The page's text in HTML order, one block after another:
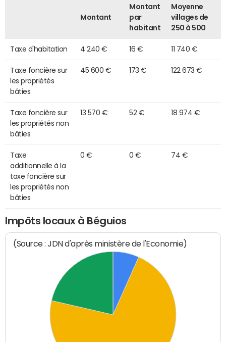
Montant
Montant
par
habitant
Moyenne
villages de
250 à 500
Taxe d'habitation 4 240 € 16 € 11 740 €
Taxe foncière sur
les propriétés
bâties
45 600 € 173 € 122 673 €
Taxe foncière sur
les propriétés non
bâties
13 570 € 52 € 18 974 €
Taxe
additionnelle à la
taxe foncière sur
les propriétés non
bâties
0 € 0 € 74 €
Impôts locaux à Béguios
(Source : JDN d'après ministère de l'Economie)